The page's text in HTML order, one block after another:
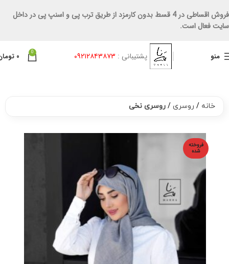
منو پشتیبانی : ۰۹۲۱۲۸۴۳۸۷۳ 0 ۰
خانه روسری روسری نخی
فروخته
شده
فروش اقساطی در 4 قسط بدون کارمزد از طریق ترب پی و اسنپ پی در داخل
سایت فعال است.